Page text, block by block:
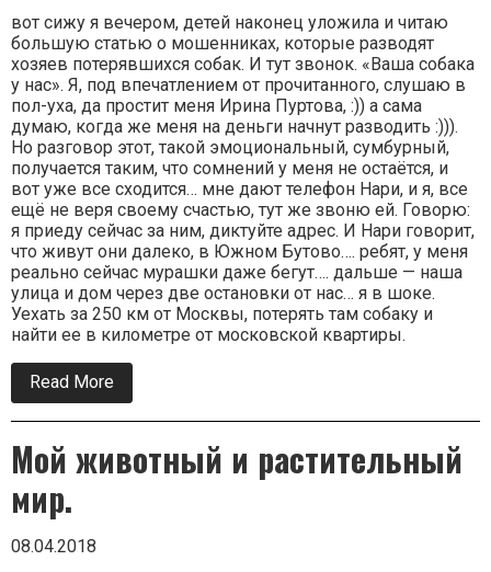
вот сижу я вечером, детей наконец уложила и читаю
большую статью о мошенниках, которые разводят
хозяев потерявшихся собак. И тут звонок. «Ваша собака
у нас». Я, под впечатлением от прочитанного, слушаю в
пол-уха, да простит меня Ирина Пуртова, :)) а сама
думаю, когда же меня на деньги начнут разводить :))).
Но разговор этот, такой эмоциональный, сумбурный,
получается таким, что сомнений у меня не остаётся, и
вот уже все сходится… мне дают телефон Нари, и я, все
ещё не веря своему счастью, тут же звоню ей. Говорю:
я приеду сейчас за ним, диктуйте адрес. И Нари говорит,
что живут они далеко, в Южном Бутово…. ребят, у меня
реально сейчас мурашки даже бегут…. дальше — наша
улица и дом через две остановки от нас… я в шоке.
Уехать за 250 км от Москвы, потерять там собаку и
найти ее в километре от московской квартиры.
Read More
Бруно
Мой животный и растительный
мир.
08.04.2018